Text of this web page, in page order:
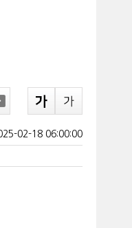
02-18 06:00:00